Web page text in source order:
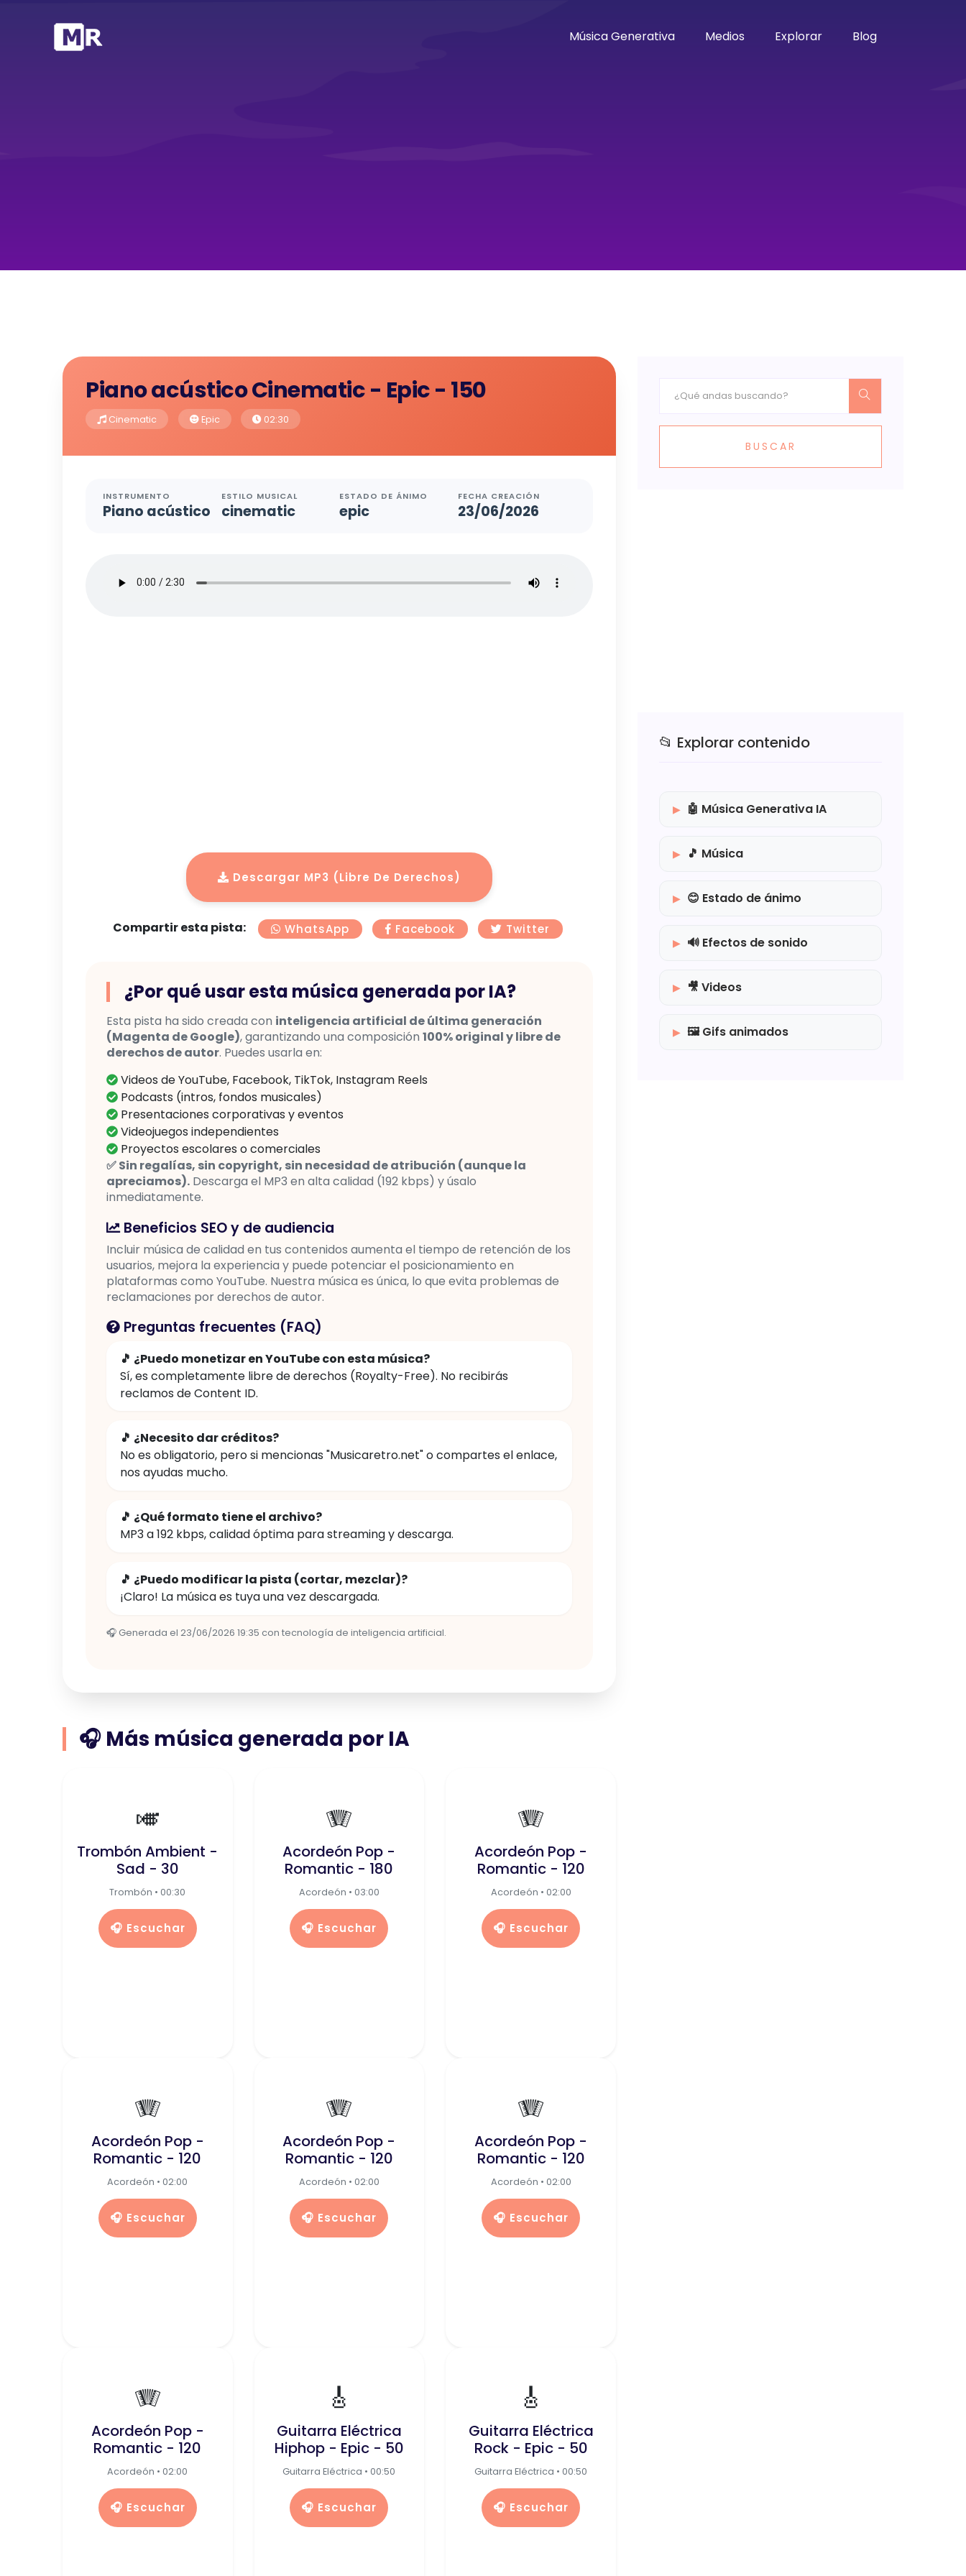
Música Generativa Medios Explorar Blog
Piano acústico Cinematic - Epic - 150
Cinematic Epic 02:30
INSTRUMENTO
Piano acústico
ESTILO MUSICAL
cinematic
ESTADO DE ÁNIMO
epic
FECHA CREACIÓN
23/06/2026
Descargar MP3 (Libre De Derechos)
Compartir esta pista: WhatsApp Facebook Twitter
¿Por qué usar esta música generada por IA?
Esta pista ha sido creada con inteligencia artificial de última generación
(Magenta de Google), garantizando una composición 100% original y libre de
derechos de autor. Puedes usarla en:
Videos de YouTube, Facebook, TikTok, Instagram Reels
Podcasts (intros, fondos musicales)
Presentaciones corporativas y eventos
Videojuegos independientes
Proyectos escolares o comerciales
✅ Sin regalías, sin copyright, sin necesidad de atribución (aunque la
apreciamos).Descarga el MP3 en alta calidad (192 kbps) y úsalo
inmediatamente.
Beneficios SEO y de audiencia
Incluir música de calidad en tus contenidos aumenta el tiempo de retención de los
usuarios, mejora la experiencia y puede potenciar el posicionamiento en
plataformas como YouTube. Nuestra música es única, lo que evita problemas de
reclamaciones por derechos de autor.
Preguntas frecuentes (FAQ)
🎵 ¿Puedo monetizar en YouTube con esta música?
Sí, es completamente libre de derechos (Royalty-Free). No recibirás
reclamos de Content ID.
🎵 ¿Necesito dar créditos?
No es obligatorio, pero si mencionas "Musicaretro.net" o compartes el enlace,
nos ayudas mucho.
🎵 ¿Qué formato tiene el archivo?
MP3 a 192 kbps, calidad óptima para streaming y descarga.
🎵 ¿Puedo modificar la pista (cortar, mezclar)?
¡Claro! La música es tuya una vez descargada.
🎧 Generada el 23/06/2026 19:35 con tecnología de inteligencia artificial.
🎧 Más música generada por IA
🎺
Trombón Ambient -
Sad - 30
Trombón • 00:30
🎧 Escuchar
🪗
Acordeón Pop -
Romantic - 180
Acordeón • 03:00
🎧 Escuchar
🪗
Acordeón Pop -
Romantic - 120
Acordeón • 02:00
🎧 Escuchar
🪗
Acordeón Pop -
Romantic - 120
Acordeón • 02:00
🎧 Escuchar
🪗
Acordeón Pop -
Romantic - 120
Acordeón • 02:00
🎧 Escuchar
🪗
Acordeón Pop -
Romantic - 120
Acordeón • 02:00
🎧 Escuchar
🪗
Acordeón Pop -
Romantic - 120
Acordeón • 02:00
🎧 Escuchar
🎸
Guitarra Eléctrica
Hiphop - Epic - 50
Guitarra Eléctrica • 00:50
🎧 Escuchar
🎸
Guitarra Eléctrica
Rock - Epic - 50
Guitarra Eléctrica • 00:50
🎧 Escuchar
BUSCAR
📂 Explorar contenido
🤖 Música Generativa IA
🎵 Música
😊 Estado de ánimo
🔊 Efectos de sonido
🎥 Videos
🖼️ Gifs animados